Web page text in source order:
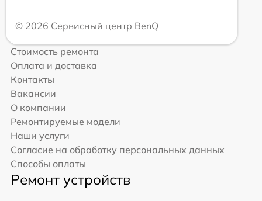
© 2026 Сервисный центр BenQ
Стоимость ремонта
Оплата и доставка
Контакты
Вакансии
О компании
Ремонтируемые модели
Наши услуги
Согласие на обработку персональных данных
Способы оплаты
Ремонт устройств